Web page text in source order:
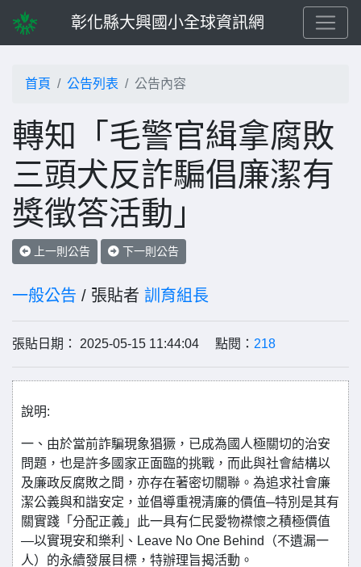
彰化縣大興國小全球資訊網
首頁 公告列表 公告內容
轉知「毛警官緝拿腐敗
三頭犬反詐騙倡廉潔有
獎徵答活動」
上一則公告 下一則公告
一般公告 / 張貼者 訓育組長
張貼日期： 2025-05-15 11:44:04 點閱： 218
說明:
一、由於當前詐騙現象猖獗，已成為國人極關切的治安
問題，也是許多國家正面臨的挑戰，而此與社會結構以
及廉政反腐敗之間，亦存在著密切關聯。為追求社會廉
潔公義與和諧安定，並倡導重視清廉的價值─特別是其有
關實踐「分配正義」此一具有仁民愛物襟懷之積極價值
—以實現安和樂利、Leave No One Behind（不遺漏一
人）的永續發展目標，特辦理旨揭活動。